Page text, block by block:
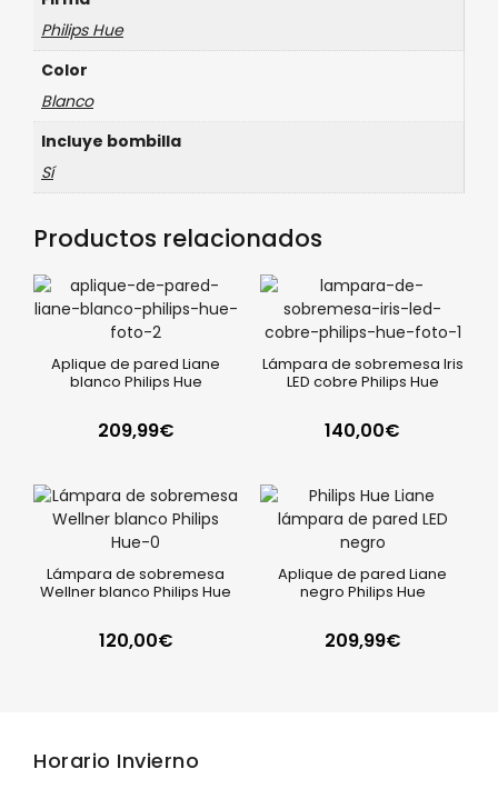
Philips Hue
Color
Blanco
Incluye bombilla
Sí
Productos relacionados
Aplique de pared Liane
blanco Philips Hue
209,99€
Lámpara de sobremesa Iris
LED cobre Philips Hue
140,00€
Lámpara de sobremesa
Wellner blanco Philips Hue
120,00€
Aplique de pared Liane
negro Philips Hue
209,99€
Horario Invierno